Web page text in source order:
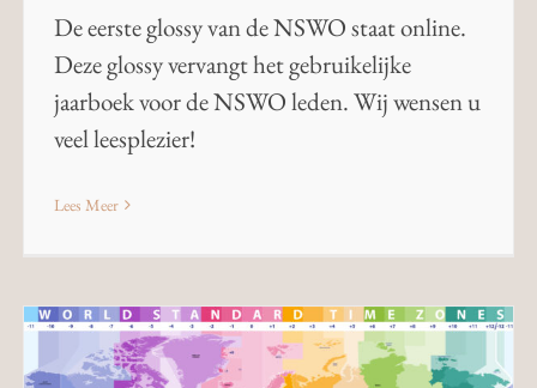
De eerste glossy van de NSWO staat online.
Deze glossy vervangt het gebruikelijke
jaarboek voor de NSWO leden. Wij wensen u
veel leesplezier!
Lees Meer